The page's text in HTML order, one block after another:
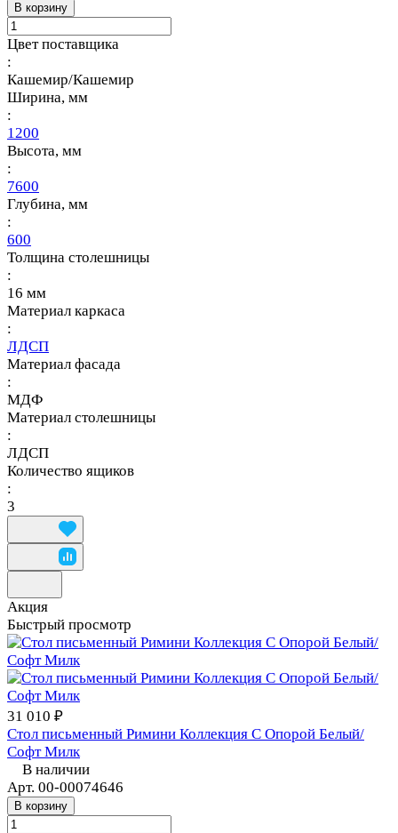
В корзину
Цвет поставщика
:
Кашемир/Кашемир
Ширина, мм
:
1200
Высота, мм
:
7600
Глубина, мм
:
600
Толщина столешницы
:
16 мм
Материал каркаса
:
ЛДСП
Материал фасада
:
МДФ
Материал столешницы
:
ЛДСП
Количество ящиков
:
3
Акция
Быстрый просмотр
31 010 ₽
Стол письменный Римини Коллекция С Опорой Белый/
Софт Милк
В наличии
Арт. 00-00074646
В корзину